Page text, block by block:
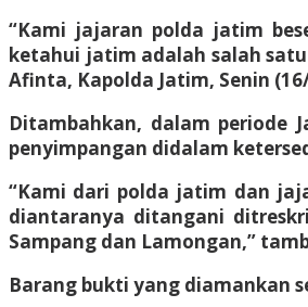
“Kami jajaran polda jatim
ketahui jatim adalah salah
Afinta, Kapolda Jatim, Senin
Ditambahkan, dalam periode
penyimpangan didalam
“Kami dari polda jatim dan
diantaranya ditangani
Sampang dan Lamongan,”
Barang bukti yang diamankan